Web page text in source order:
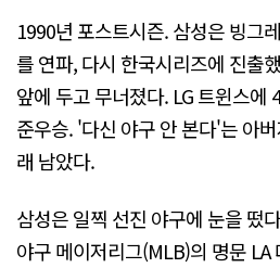
1990년 포스트시즌. 삼성은 빙그
를 연파, 다시 한국시리즈에 진출
앞에 두고 무너졌다. LG 트윈스에
준우승. '다신 야구 안 본다'는 아
래 남았다.
삼성은 일찍 선진 야구에 눈을 떴
야구 메이저리그(MLB)의 명문